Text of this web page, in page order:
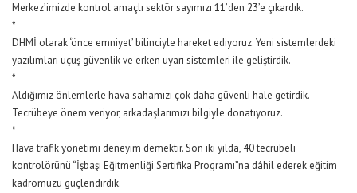
Merkez’imizde kontrol amaçlı sektör sayımızı 11’den 23’e çıkardık.
*
DHMİ olarak ‘önce emniyet’ bilinciyle hareket ediyoruz. Yeni sistemlerdeki
yazılımları uçuş güvenlik ve erken uyarı sistemleri ile geliştirdik.
*
Aldığımız önlemlerle hava sahamızı çok daha güvenli hale getirdik.
Tecrübeye önem veriyor, arkadaşlarımızı bilgiyle donatıyoruz.
*
Hava trafik yönetimi deneyim demektir. Son iki yılda, 40 tecrübeli
kontrolörünü “İşbaşı Eğitmenliği Sertifika Programı”na dâhil ederek eğitim
kadromuzu güçlendirdik.